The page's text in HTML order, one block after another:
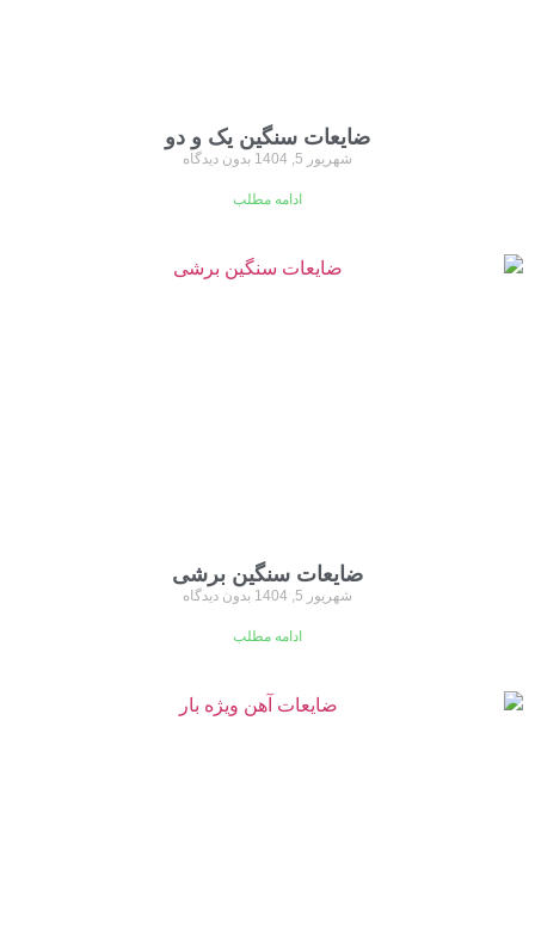
ضایعات سنگین یک و دو
شهریور 5, 1404 بدون دیدگاه
ادامه مطلب
ضایعات سنگین برشی
شهریور 5, 1404 بدون دیدگاه
ادامه مطلب